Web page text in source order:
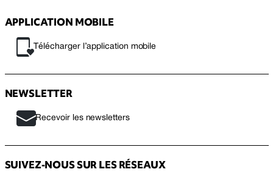
APPLICATION MOBILE
Télécharger l’application mobile
NEWSLETTER
Recevoir les newsletters
SUIVEZ-NOUS SUR LES RÉSEAUX